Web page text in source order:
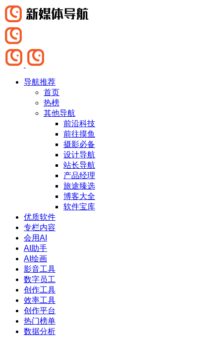
导航推荐
首页
热榜
其他导航
前沿科技
前往摸鱼
摄影必备
设计导航
站长导航
产品经理
旅途臻选
博客大全
软件宝库
优质软件
专栏内容
会用AI
AI助手
AI绘画
影音工具
数字员工
创作工具
效率工具
创作平台
热门榜单
数据分析